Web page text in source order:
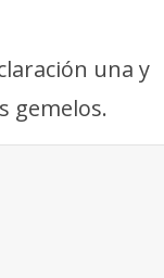
una y
gemelos.